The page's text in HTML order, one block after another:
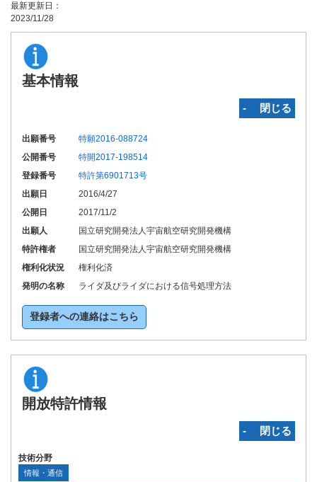
最新更新日：
2023/11/28
基本情報
‐ 閉じる
出願番号
特願2016-088724
公開番号
特開2017-198514
登録番号
特許第6901713号
出願日
2016/4/27
公開日
2017/11/2
出願人
国立研究開発法人宇宙航空研究開発機構
特許権者
国立研究開発法人宇宙航空研究開発機構
権利化状況
権利化済
発明の名称
ライダ及びライダにおける信号処理方法
登録者への連絡はこちら
開放特許情報
‐ 閉じる
技術分野
情報・通信